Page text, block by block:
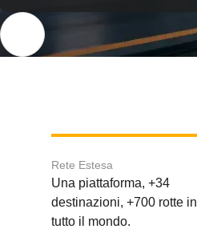
Rete Estesa
Una piattaforma, +34
destinazioni, +700 rotte in
tutto il mondo.